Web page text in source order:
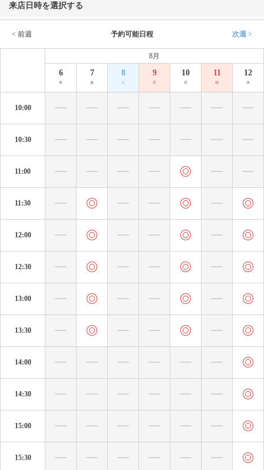
来店日時を選択する
< 前週 予約可能日程 次週 >
8月
6
木
7
金
8
土
9
日
10
月
11
祝
12
水
10:00
10:30
11:00
11:30
12:00
12:30
13:00
13:30
14:00
14:30
15:00
15:30